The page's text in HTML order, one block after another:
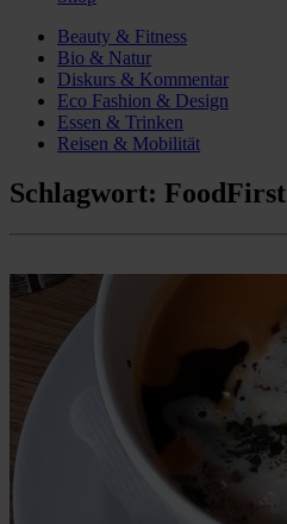
Beauty & Fitness
Bio & Natur
Diskurs & Kommentar
Eco Fashion & Design
Essen & Trinken
Reisen & Mobilität
Schlagwort: FoodFirst